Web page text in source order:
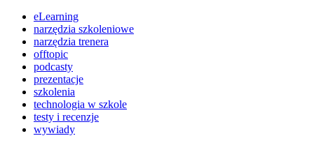
eLearning
narzędzia szkoleniowe
narzędzia trenera
offtopic
podcasty
prezentacje
szkolenia
technologia w szkole
testy i recenzje
wywiady